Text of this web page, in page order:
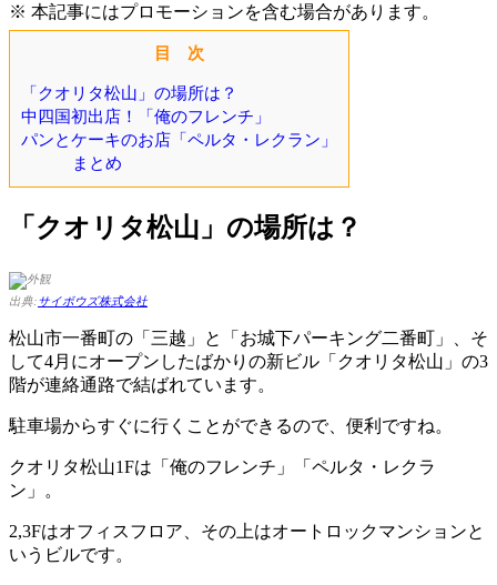
※ 本記事にはプロモーションを含む場合があります。
目 次
「クオリタ松山」の場所は？
中四国初出店！「俺のフレンチ」
パンとケーキのお店「ペルタ・レクラン」
まとめ
「クオリタ松山」の場所は？
出典:サイボウズ株式会社
松山市一番町の「三越」と「お城下パーキング二番町」、そ
して4月にオープンしたばかりの新ビル「クオリタ松山」の3
階が連絡通路で結ばれています。
駐車場からすぐに行くことができるので、便利ですね。
クオリタ松山1Fは「俺のフレンチ」「ペルタ・レクラ
ン」。
2,3Fはオフィスフロア、その上はオートロックマンションと
いうビルです。